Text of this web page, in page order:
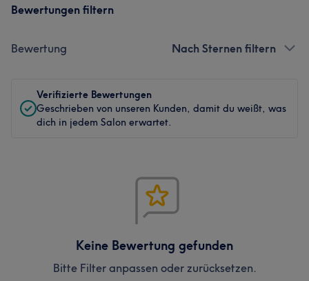
Bewertungen filtern
Bewertung Nach Sternen filtern
Verifizierte Bewertungen
Geschrieben von unseren Kunden, damit du weißt, was
dich in jedem Salon erwartet.
Keine Bewertung gefunden
Bitte Filter anpassen oder zurücksetzen.